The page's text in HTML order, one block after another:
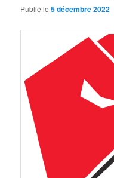
Publié le5 décembre 2022